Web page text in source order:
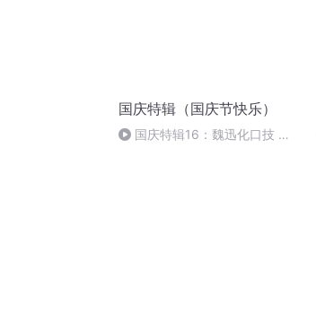
国庆特辑（国庆节快乐）
国庆特辑16：魏迅化口技 二